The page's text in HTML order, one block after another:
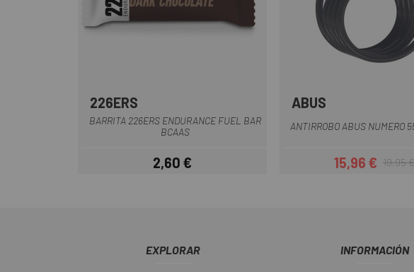
226ERS
BARRITA 226ERS ENDURANCE FUEL BAR
BCAAS
Precio
2,60 €
ABUS
ANTIRROBO ABUS NUMERO
Precio
15,96 €Precio
19,95 €
EXPLORAR INFORMACIÓN